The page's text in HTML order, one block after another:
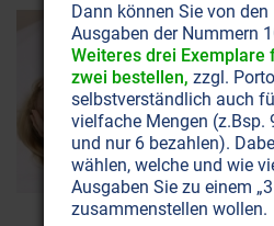
Dann können Sie von den
Ausgaben der Nummern
Weiteres drei Exemplare
zwei bestellen, zzgl.
selbstverständlich auch
vielfache Mengen (z.Bsp.
und nur 6 bezahlen).
wählen, welche und wie
Ausgaben Sie zu einem
zusammenstellen wollen.